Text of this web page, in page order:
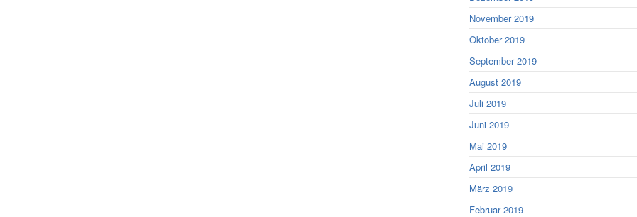
November 2019
Oktober 2019
September 2019
August 2019
Juli 2019
Juni 2019
Mai 2019
April 2019
März 2019
Februar 2019